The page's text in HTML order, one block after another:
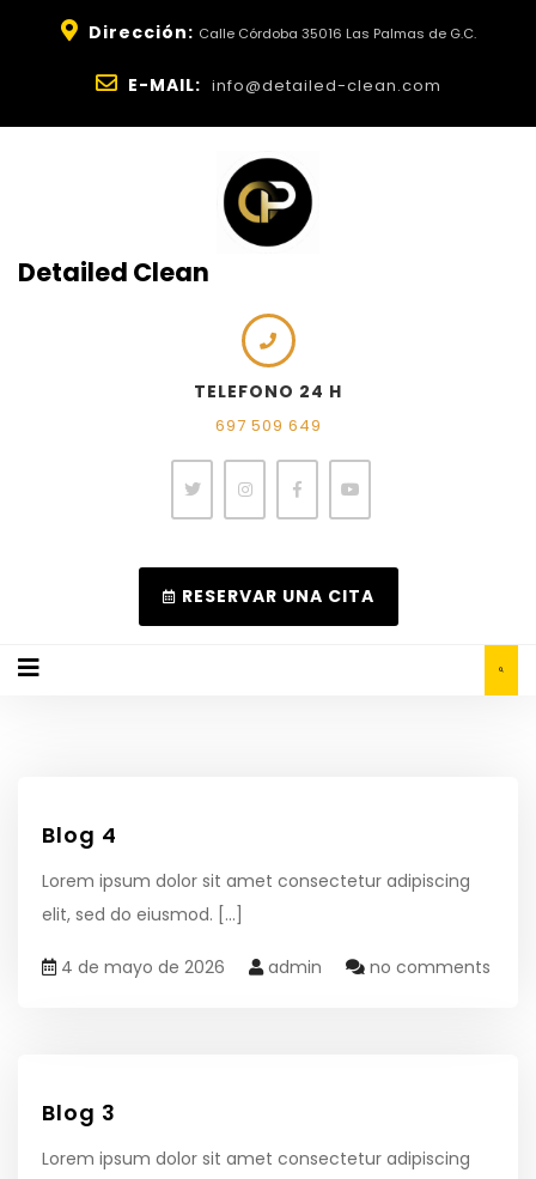
Dirección: Calle Córdoba 35016 Las Palmas de G.C.
E-MAIL: info@detailed-clean.com
Detailed Clean
TELEFONO 24 H
697 509 649
RESERVAR UNA CITA
Blog 4
Lorem ipsum dolor sit amet consectetur adipiscing
elit, sed do eiusmod. [...]
4 de mayo de 2026 admin no comments
Blog 3
Lorem ipsum dolor sit amet consectetur adipiscing